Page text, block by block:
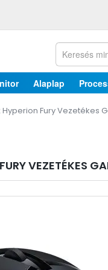
Alaplap
Hyperion Fury Vezetékes
VEZETÉKES